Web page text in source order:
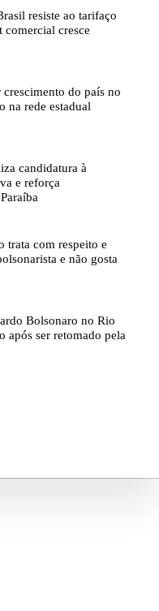
resiste ao tarifaço
comercial cresce
crescimento do país no
na rede estadual
candidatura à
e reforça
trata com respeito e
e não gosta
Bolsonaro no Rio
após ser retomado pela